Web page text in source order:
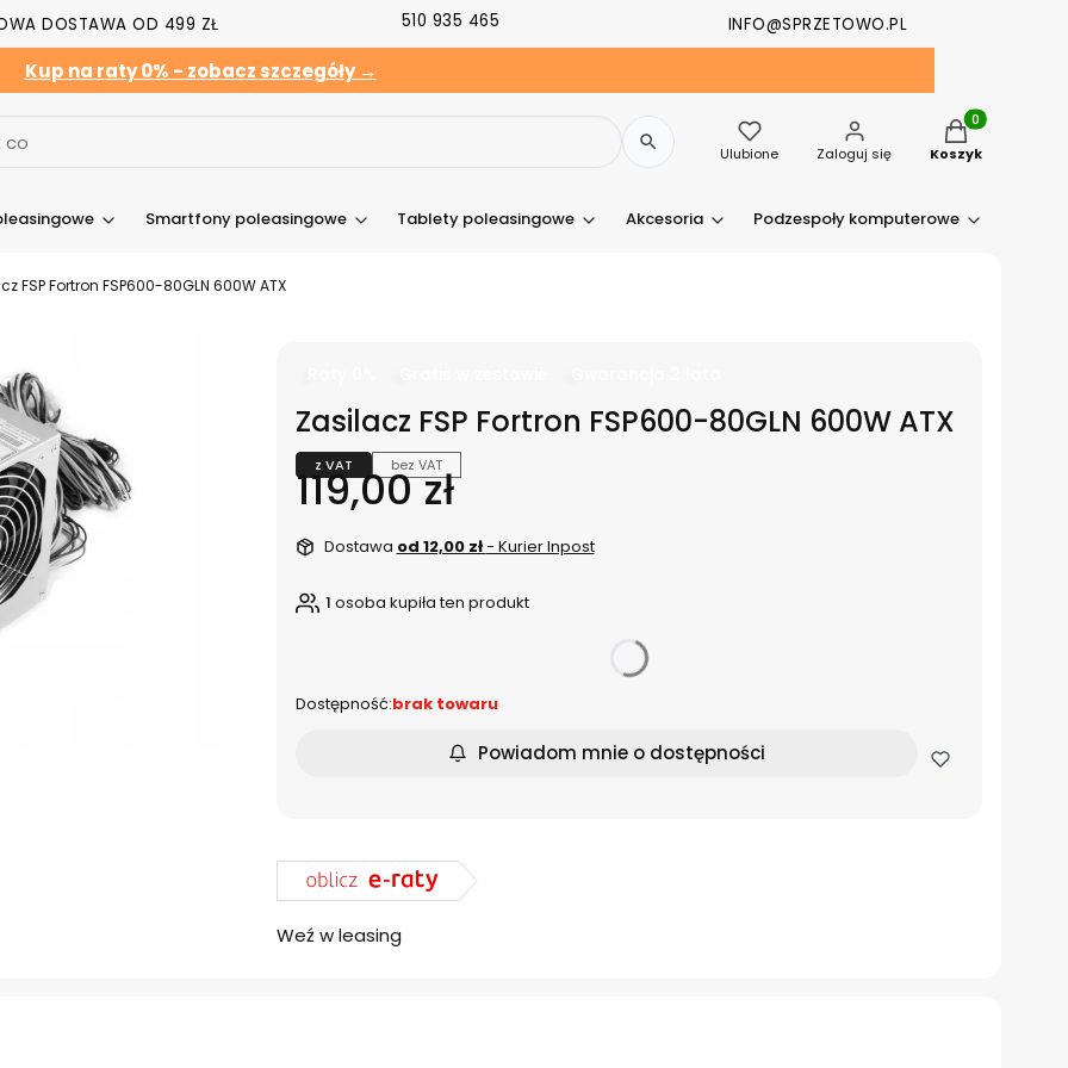
DOSTAWA OD 499 ZŁ 510 935 465 INFO@SPRZETOWO.PL
Kup na raty 0% - zobacz szczegóły →
Ulubione Zaloguj się
Produkty w
Koszyk
Smartfony poleasingowe Tablety poleasingowe Akcesoria Podzespoły komputerowe
FSP Fortron FSP600-80GLN 600W ATX
Zasilacz FSP Fortron FSP600-80GLN 600W ATX
z VAT bez VAT
Cena
119,00 zł
Dostawa od 12,00 zł- Kurier Inpost
1 osoba kupiła ten produkt
Dostępność:brak towaru
Powiadom mnie o dostępności
Weź w leasing